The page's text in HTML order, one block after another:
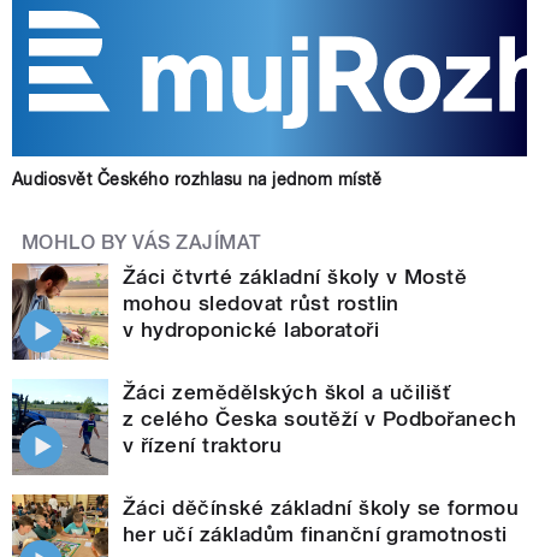
Audiosvět Českého rozhlasu na jednom místě
MOHLO BY VÁS ZAJÍMAT
Žáci čtvrté základní školy v Mostě
mohou sledovat růst rostlin
v hydroponické laboratoři
Žáci zemědělských škol a učilišť
z celého Česka soutěží v Podbořanech
v řízení traktoru
Žáci děčínské základní školy se formou
her učí základům finanční gramotnosti